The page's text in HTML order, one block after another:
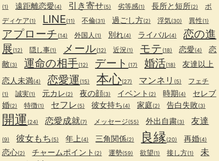
(1) 遠距離恋愛(4) 引き寄せ(5) 劣等感(1) 長所と短所(2)
ボ
ディケア(1) LINE(11) 不倫(31) 過ごし方(2) 浮気(30) 異性(1)
アプローチ (14) 外国人 (1) 別れ(4) ライバル(4)
恋の進
展(12) 隠し事(1) メール(12) 近況 (1) モテ (18) 恋愛(4)
恋
敵(3) 運命の相手(12) デート (17) 婚活(18)
友達以上
恋人未満(4) 恋愛運 (15) 本心(27) マンネリ (5) フェチ
(1) 誠実(1) 元カレ (2) 夜の顔(3) イベント (2) 時期(4)
セレブ
婚(2) 特徴(1) セフレ (5) 彼女持ち (4) 家庭(2) 告白失敗(3)
開運 (24) 恋愛成就(7) メッセージ(55) 外出自粛(3) 友達
(9) 彼女もち (5) 年上(4) 三角関係(2) 良縁(20) 再婚(4)
恋心(2) チャームポイント (2) 運勢(59) 欲望(1) 接し方(1) 未